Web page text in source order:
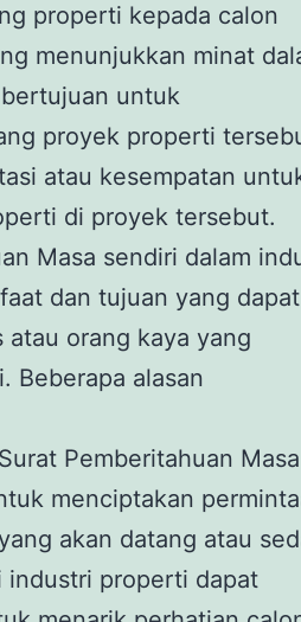
properti kepada calon
menunjukkan minat
untuk
proyek properti
atau kesempatan
di proyek tersebut.
Masa sendiri dalam
dan tujuan yang dapat
orang kaya yang
Beberapa alasan
Pemberitahuan Masa
menciptakan
akan datang atau
industri properti dapat